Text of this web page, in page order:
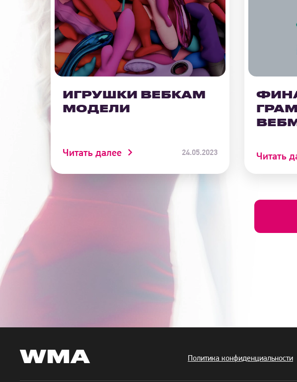
ИГРУШКИ ВЕБКАМ
МОДЕЛИ
Читать далее 24.05.2023 Читать
WMA Политика конфиденциальности